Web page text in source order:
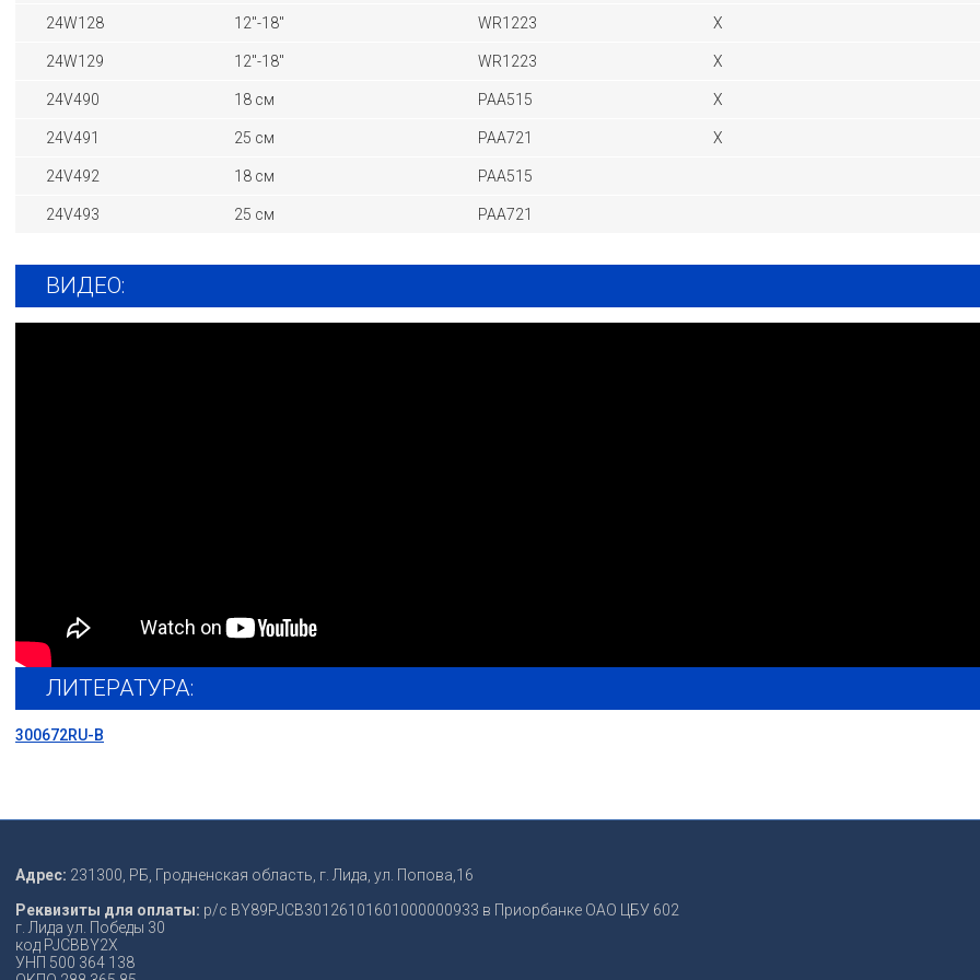
24W128 12"-18" WR1223 X
24W129 12"-18" WR1223 X
24V490 18 см PAA515 X
24V491 25 см PAA721 X
24V492 18 см PAA515
24V493 25 см PAA721
ВИДЕО:
ЛИТЕРАТУРА:
300672RU-B
Адрес: 231300, РБ, Гродненская область, г. Лида, ул. Попова,16
Реквизиты для оплаты: р/с ВY89PJCB30126101601000000933 в Приорбанке ОАО ЦБУ 602
г. Лида ул. Победы 30
код PJCBBY2X
УНП 500 364 138